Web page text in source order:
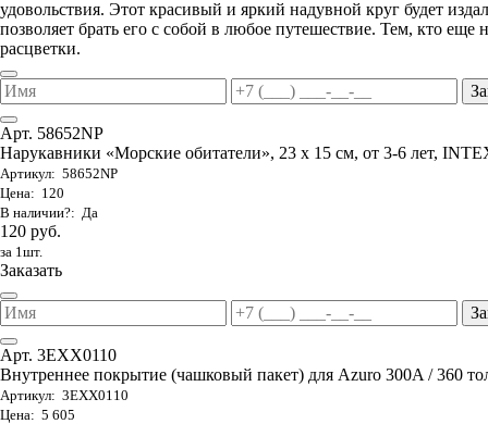
удовольствия. Этот красивый и яркий надувной круг будет
позволяет брать его с собой в любое путешествие. Тем, кто
расцветки.
Арт. 58652NP
Нарукавники «Морские обитатели», 23 х 15 см, от 3-6 лет,
Артикул: 58652NP
Цена: 120
В наличии?: Да
120 руб.
за 1шт.
Заказать
Арт. 3EXX0110
Внутреннее покрытие (чашковый пакет) для Azuro 300A / 360
Артикул: 3EXX0110
Цена: 5 605